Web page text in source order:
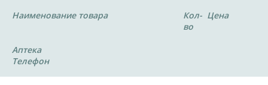
Наименование товара
Кол-
во
Цена
Аптека
Телефон